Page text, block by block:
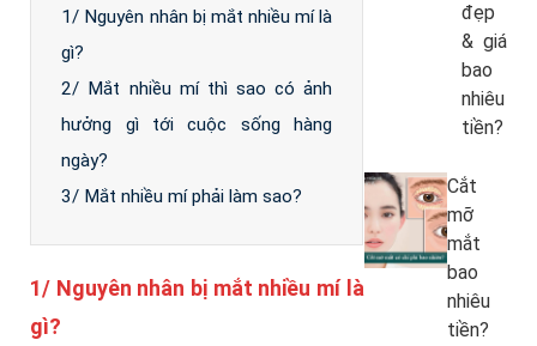
1/ Nguyên nhân bị mắt nhiều mí là
gì?
2/ Mắt nhiều mí thì sao có ảnh
hưởng gì tới cuộc sống hàng
ngày?
3/ Mắt nhiều mí phải làm sao?
1/ Nguyên nhân bị mắt nhiều mí là
gì?
đẹp
& giá
bao
nhiêu
tiền?
Cắt
mỡ
mắt
bao
nhiêu
tiền?